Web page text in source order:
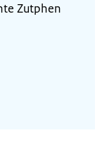
Zutphen